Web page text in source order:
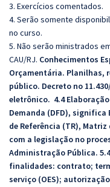
3. Exercícios comentados.
4. Serão somente
no curso.
5. Não serão ministrados
CAU/RJ. Conhecimentos
Orçamentária. Planilhas,
público. Decreto no
eletrônico. 4.4
Demanda (DFD), significa
de Referência (TR),
com a legislação no
Administração Pública.
finalidades: contrato;
serviço (OES);